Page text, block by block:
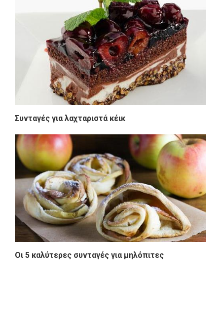
Συνταγές για λαχταριστά κέικ
Οι 5 καλύτερες συνταγές για μηλόπιτες